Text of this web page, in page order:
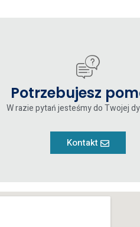
Potrzebujesz
W razie pytań jesteśmy do Twojej
Kontakt